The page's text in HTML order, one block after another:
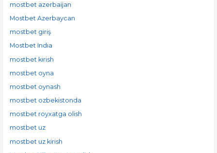
mostbet azerbaijan
Mostbet Azerbaycan
mostbet giriş
Mostbet India
mostbet kirish
mostbet oyna
mostbet oynash
mostbet ozbekistonda
mostbet royxatga olish
mostbet uz
mostbet uz kirish